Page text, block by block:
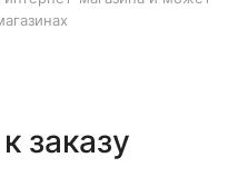
заказу